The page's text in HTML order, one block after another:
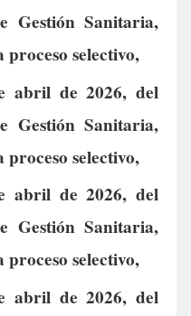
Gestión Sanitaria,
proceso selectivo,
abril de 2026, del
Gestión Sanitaria,
proceso selectivo,
abril de 2026, del
Gestión Sanitaria,
proceso selectivo,
abril de 2026, del